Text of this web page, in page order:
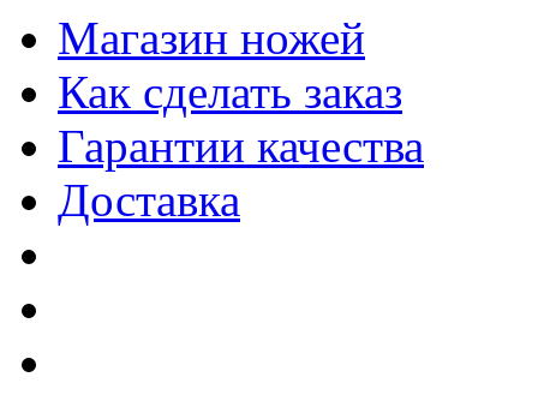
Магазин ножей
Как сделать заказ
Гарантии качества
Доставка